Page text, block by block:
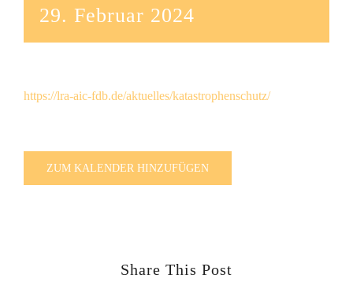
29. Februar 2024
https://lra-aic-fdb.de/aktuelles/katastrophenschutz/
ZUM KALENDER HINZUFÜGEN
Share This Post